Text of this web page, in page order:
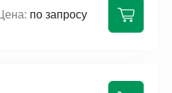
по запросу